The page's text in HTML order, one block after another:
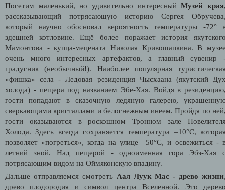
Посетим маленький, но удивительно интересныйМузей края
рассказывающий потрясающую историю Сергея
который научно обосновал вероятность температуры -72°
здешней котловине. Ещё более поражает история
Мамонтова - купца-мецената Николая Кривошапкина. В
очень много интересных артефактов, а главный сувенир
градусник (необычный!). Наиболее популярная
«фишка» села - Ледовая резиденция Чысхаана (якутский
холода) - пещера под названием Эбе-Хая. Войдя в
гости попадают в сказочную ледяную галерею,
сверкающими кристаллами и белоснежным инеем. Пройдя по
гости оказываются в роскошном Тронном зале
Холода. Здесь всегда сохраняется температура –10°С,
позволяет «погреться», когда на улице –50°С, и освежиться -
летний зной. Над пещерой - одноименная гора Эбэ-Хая
потрясающим видом на Оймяконскую впадину.
Дальше отправляемся смотреть Аал Луук Мас - древо жизни
древо плодородия и символ центра Вселенной. Это